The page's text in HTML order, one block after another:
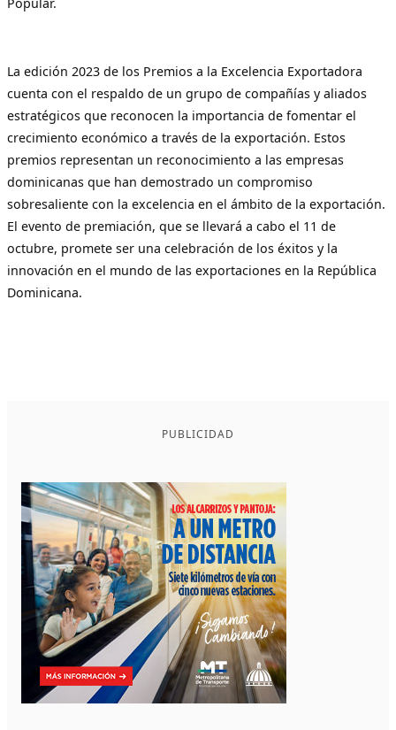
La edición 2023 de los Premios a la Excelencia Exportadora
cuenta con el respaldo de un grupo de compañías y aliados
estratégicos que reconocen la importancia de fomentar el
crecimiento económico a través de la exportación. Estos
premios representan un reconocimiento a las empresas
dominicanas que han demostrado un compromiso
sobresaliente con la excelencia en el ámbito de la exportación.
El evento de premiación, que se llevará a cabo el 11 de
octubre, promete ser una celebración de los éxitos y la
innovación en el mundo de las exportaciones en la República
Dominicana.
PUBLICIDAD